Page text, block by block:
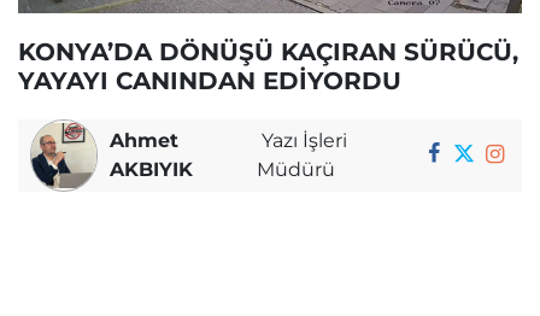
KONYA’DA DÖNÜŞÜ KAÇIRAN SÜRÜCÜ,
YAYAYI CANINDAN EDİYORDU
Ahmet
AKBIYIK
Yazı İşleri
Müdürü